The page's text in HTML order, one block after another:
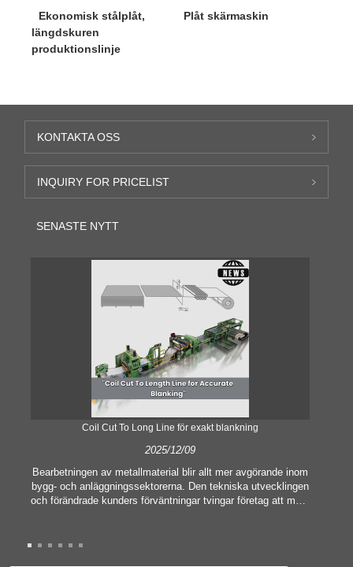
Ekonomisk stålplåt,
längdskuren
produktionslinje
Plåt skärmaskin
KONTAKTA OSS
INQUIRY FOR PRICELIST
SENASTE NYTT
Coil Cut To Long Line för exakt blankning
2025/12/09
Bearbetningen av metallmaterial blir allt mer avgörande inom
bygg- och anläggningssektorerna. Den tekniska utvecklingen
och förändrade kunders förväntningar tvingar företag att möta
tillräckliga för att tillfredsställa behoven hos modern industri,